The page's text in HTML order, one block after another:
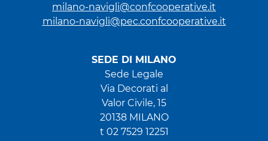
milano-navigli@confcooperative.it
milano-navigli@pec.confcooperative.it
SEDE DI MILANO
Sede Legale
Via Decorati al
Valor Civile, 15
20138 MILANO
t 02 7529 12251